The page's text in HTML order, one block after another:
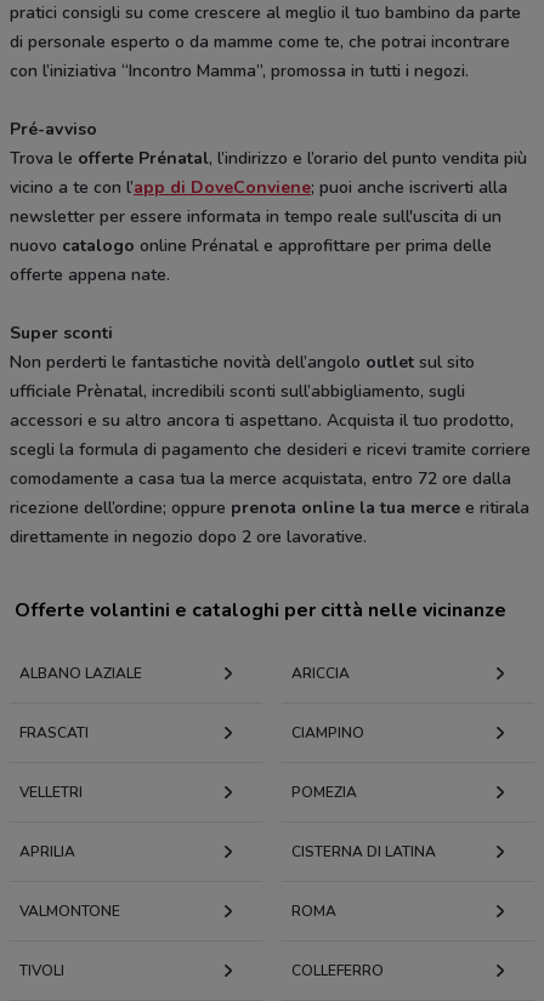
pratici consigli su come crescere al meglio il tuo bambino da parte
di personale esperto o da mamme come te, che potrai incontrare
con l’iniziativa “Incontro Mamma”, promossa in tutti i negozi.
Pré-avviso
Trova le offerte Prénatal, l’indirizzo e l’orario del punto vendita più
vicino a te con l’app di DoveConviene; puoi anche iscriverti alla
newsletter per essere informata in tempo reale sull'uscita di un
nuovo catalogo online Prénatal e approfittare per prima delle
offerte appena nate.
Super sconti
Non perderti le fantastiche novità dell’angolo outlet sul sito
ufficiale Prènatal, incredibili sconti sull’abbigliamento, sugli
accessori e su altro ancora ti aspettano. Acquista il tuo prodotto,
scegli la formula di pagamento che desideri e ricevi tramite corriere
comodamente a casa tua la merce acquistata, entro 72 ore dalla
ricezione dell’ordine; oppure prenota online la tua merce e ritirala
direttamente in negozio dopo 2 ore lavorative.
Offerte volantini e cataloghi per città nelle vicinanze
ALBANO LAZIALE ARICCIA
FRASCATI CIAMPINO
VELLETRI POMEZIA
APRILIA CISTERNA DI LATINA
VALMONTONE ROMA
TIVOLI COLLEFERRO